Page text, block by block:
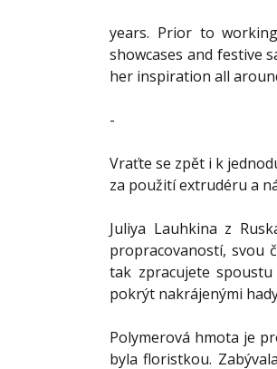
years. Prior to
showcases and festive
her inspiration all
-
Vraťte se zpět i k
za použití extrudéru a
Juliya Lauhkina z
propracovaností, svou
tak zpracujete
pokrýt nakrájenými
Polymerová hmota je
byla floristkou.